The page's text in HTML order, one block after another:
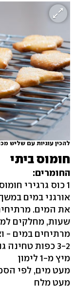
להכין עוגיות עם שליש
חומוס ביתי
החומרים:
1 כוס גרגירי
את המים.
שעות, מחלקים
מרתיחים במים -
3-2 כפות טחינה גולמית
מיץ מ-1 לימון
מעט מים, לפי
מעט מלח